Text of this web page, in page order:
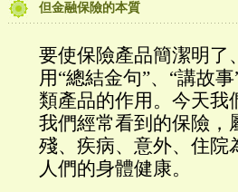
但金融保險的本質
要使保險產品簡潔明了
用“總結金句”、“講故
類產品的作用。今天我
我們經常看到的保險，
殘、疾病、意外、住院
人們的身體健康。